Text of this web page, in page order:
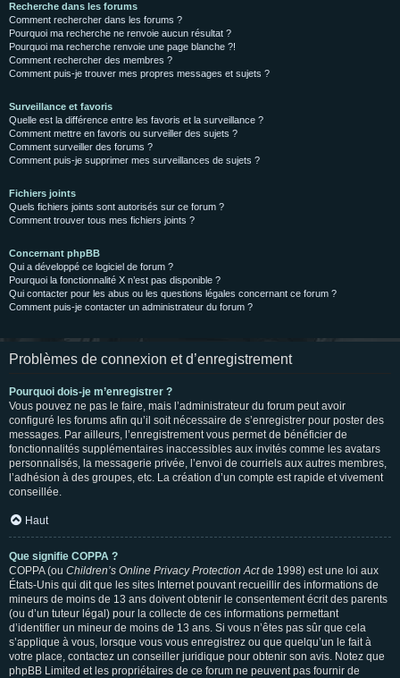
Recherche dans les forums
Comment rechercher dans les forums ?
Pourquoi ma recherche ne renvoie aucun résultat ?
Pourquoi ma recherche renvoie une page blanche ?!
Comment rechercher des membres ?
Comment puis-je trouver mes propres messages et sujets ?
Surveillance et favoris
Quelle est la différence entre les favoris et la surveillance ?
Comment mettre en favoris ou surveiller des sujets ?
Comment surveiller des forums ?
Comment puis-je supprimer mes surveillances de sujets ?
Fichiers joints
Quels fichiers joints sont autorisés sur ce forum ?
Comment trouver tous mes fichiers joints ?
Concernant phpBB
Qui a développé ce logiciel de forum ?
Pourquoi la fonctionnalité X n’est pas disponible ?
Qui contacter pour les abus ou les questions légales concernant ce forum ?
Comment puis-je contacter un administrateur du forum ?
Problèmes de connexion et d’enregistrement
Pourquoi dois-je m’enregistrer ?
Vous pouvez ne pas le faire, mais l’administrateur du forum peut avoir
configuré les forums afin qu’il soit nécessaire de s’enregistrer pour poster des
messages. Par ailleurs, l’enregistrement vous permet de bénéficier de
fonctionnalités supplémentaires inaccessibles aux invités comme les avatars
personnalisés, la messagerie privée, l’envoi de courriels aux autres membres,
l’adhésion à des groupes, etc. La création d’un compte est rapide et vivement
conseillée.
Haut
Que signifie COPPA ?
COPPA (ou Children’s Online Privacy Protection Actde 1998) est une loi aux
États-Unis qui dit que les sites Internet pouvant recueillir des informations de
mineurs de moins de 13 ans doivent obtenir le consentement écrit des parents
(ou d’un tuteur légal) pour la collecte de ces informations permettant
d’identifier un mineur de moins de 13 ans. Si vous n’êtes pas sûr que cela
s’applique à vous, lorsque vous vous enregistrez ou que quelqu’un le fait à
votre place, contactez un conseiller juridique pour obtenir son avis. Notez que
phpBB Limited et les propriétaires de ce forum ne peuvent pas fournir de